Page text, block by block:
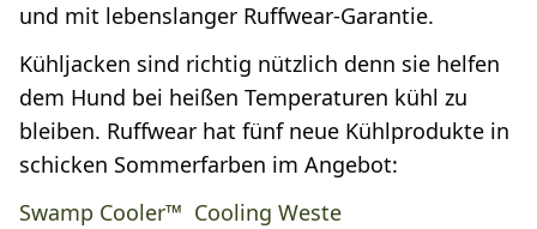
und mit lebenslanger Ruffwear-Garantie.
Kühljacken sind richtig nützlich denn sie helfen
dem Hund bei heißen Temperaturen kühl zu
bleiben. Ruffwear hat fünf neue Kühlprodukte in
schicken Sommerfarben im Angebot:
Swamp Cooler™ Cooling Weste